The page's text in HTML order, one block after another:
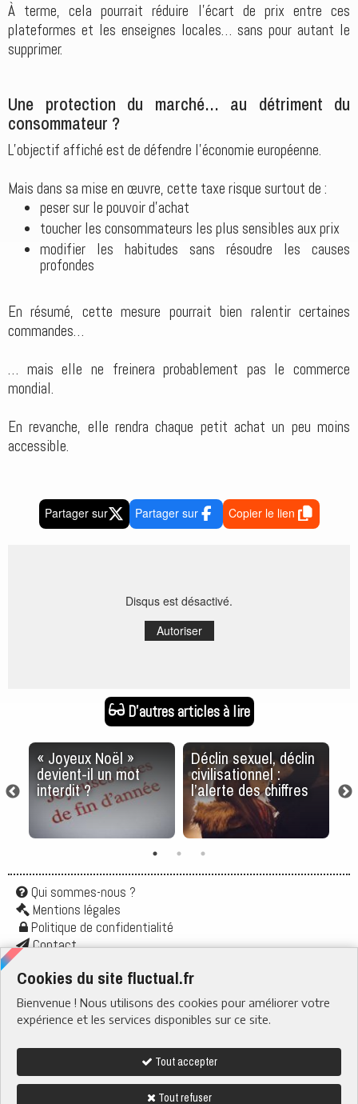
Cookies du site fluctual.fr
Bienvenue ! Nous utilisons des cookies pour améliorer votre
expérience et les services disponibles sur ce site.
Tout accepter
Tout refuser
À terme, cela pourrait réduire l’écart de prix entre ces
plateformes et les enseignes locales… sans pour autant le
supprimer.
Une protection du marché… au détriment du
consommateur ?
L’objectif affiché est de défendre l’économie européenne.
Mais dans sa mise en œuvre, cette taxe risque surtout de :
peser sur le pouvoir d’achat
toucher les consommateurs les plus sensibles aux prix
modifier les habitudes sans résoudre les causes
profondes
En résumé, cette mesure pourrait bien ralentir certaines
commandes…
… mais elle ne freinera probablement pas le commerce
mondial.
En revanche, elle rendra chaque petit achat un peu moins
accessible.
Partager sur Partager sur Copier le lien
Disqus est désactivé.
Autoriser
D'autres articles à lire
« Joyeux Noël »
devient-il un mot
interdit ?
Déclin sexuel, déclin
civilisationnel :
l’alerte des chiffres
Qui sommes-nous ?
Mentions légales
Politique de confidentialité
Contact
Flux rss
RUBRIQUES
› Actu & Société
› Quotidien
› Santé & Bien-être
› Tech & Web